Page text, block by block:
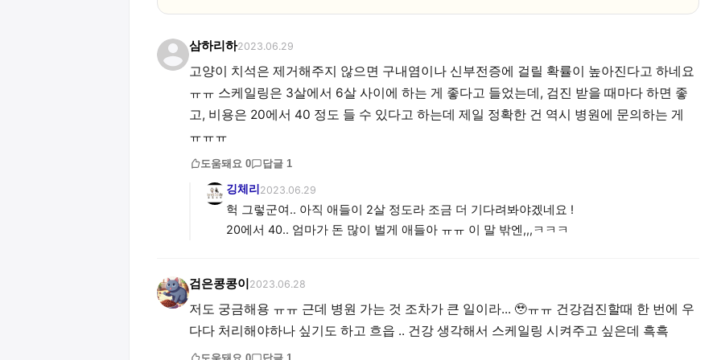
삼하리하2023.06.29
고양이 치석은 제거해주지 않으면 구내염이나 신부전증에 걸릴 확률이 높아진다고 하네요
ㅠㅠ 스케일링은 3살에서 6살 사이에 하는 게 좋다고 들었는데, 검진 받을 때마다 하면 좋
고, 비용은 20에서 40 정도 들 수 있다고 하는데 제일 정확한 건 역시 병원에 문의하는 게
ㅠㅠㅠ
도움돼요 0 답글 1
깅체리 2023.06.29
헉 그렇군여.. 아직 애들이 2살 정도라 조금 더 기다려봐야겠네요 !
20에서 40.. 엄마가 돈 많이 벌게 애들아 ㅠㅠ 이 말 밖엔,,,ㅋㅋㅋ
검은콩콩이 2023.06.28
저도 궁금해용 ㅠㅠ 근데 병원 가는 것 조차가 큰 일이라... 🥹ㅠㅠ 건강검진할때 한 번에 우
다다 처리해야하나 싶기도 하고 흐읍 .. 건강 생각해서 스케일링 시켜주고 싶은데 흑흑